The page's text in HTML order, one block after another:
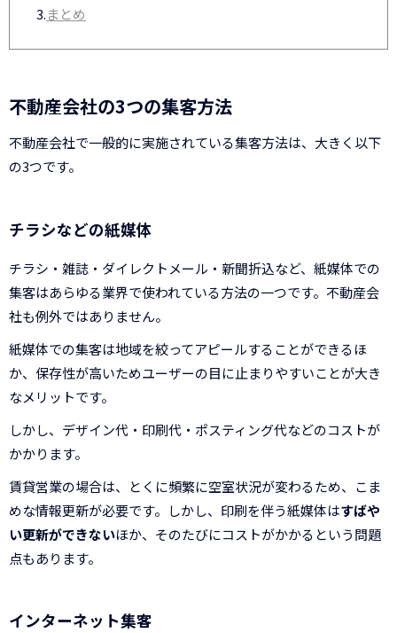
3.まとめ
不動産会社の3つの集客方法
不動産会社で一般的に実施されている集客方法は、大きく以下
の3つです。
チラシなどの紙媒体
チラシ・雑誌・ダイレクトメール・新聞折込など、紙媒体での
集客はあらゆる業界で使われている方法の一つです。不動産会
社も例外ではありません。
紙媒体での集客は地域を絞ってアピールすることができるほ
か、保存性が高いためユーザーの目に止まりやすいことが大き
なメリットです。
しかし、デザイン代・印刷代・ポスティング代などのコストが
かかります。
賃貸営業の場合は、とくに頻繁に空室状況が変わるため、こま
めな情報更新が必要です。しかし、印刷を伴う紙媒体はすばや
い更新ができないほか、そのたびにコストがかかるという問題
点もあります。
インターネット集客